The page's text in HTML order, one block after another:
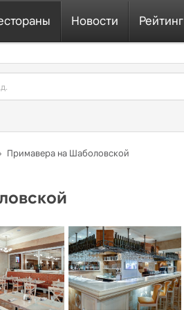
Новости Рейтинг
Примавера на Шаболовской